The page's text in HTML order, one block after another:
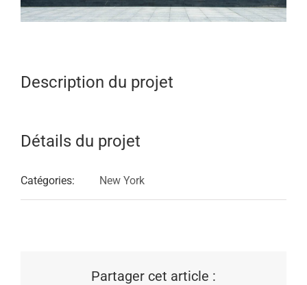
Description du projet
Détails du projet
Catégories: New York
Partager cet article :